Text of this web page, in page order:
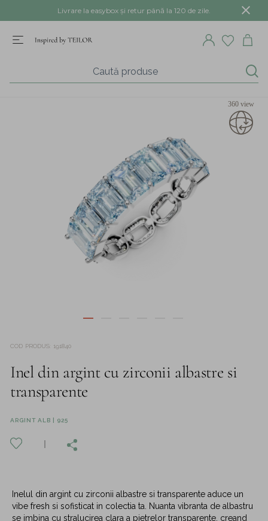
Livrare la easybox și retur până la 120 de zile.
360 view
COD PRODUS 191840
Inel din argint cu zirconii albastre si
transparente
ARGINT ALB | 925
Inelul din argint cu zirconii albastre si transparente aduce un
vibe fresh si sofisticat in colectia ta. Nuanta vibranta de albastru
se imbina cu stralucirea clara a pietrelor transparente, creand